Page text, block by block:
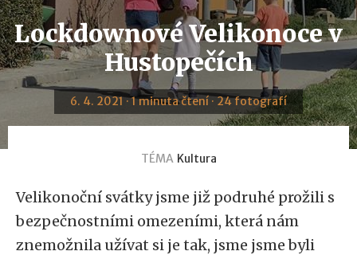
Lockdownové Velikonoce v
Hustopečích
6. 4. 2021 · 1 minuta čtení · 24 fotografí
TÉMA Kultura
Velikonoční svátky jsme již podruhé prožili s
bezpečnostními omezeními, která nám
znemožnila užívat si je tak, jsme jsme byli